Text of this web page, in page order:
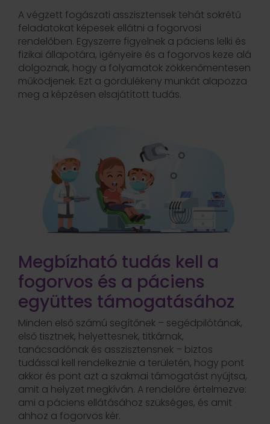
A végzett fogászati asszisztensek tehát sokrétű
feladatokat képesek ellátni a fogorvosi
rendelőben. Egyszerre figyelnek a páciens lelki és
fizikai állapotára, igényeire és a fogorvos keze alá
dolgoznak, hogy a folyamatok zökkenőmentesen
működjenek. Ezt a gördülékeny munkát alapozza
meg a képzésen elsajátított tudás.
Megbízható tudás kell a
fogorvos és a páciens
együttes támogatásához
Minden első számú segítőnek – segédpilótának,
első tisztnek, helyettesnek, titkárnak,
tanácsadónak és asszisztensnek – biztos
tudással kell rendelkeznie a területén, hogy pont
akkor és pont azt a szakmai támogatást nyújtsa,
amit a helyzet megkíván. A rendelőre értelmezve:
ami a páciens ellátásához szükséges, és amit
ahhoz a fogorvos kér.